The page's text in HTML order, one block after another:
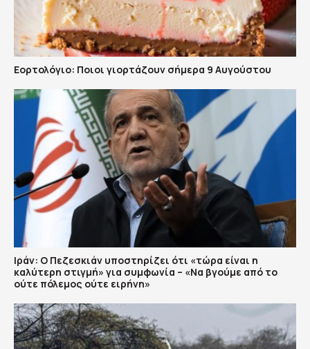
Εορτολόγιο: Ποιοι γιορτάζουν σήμερα 9 Αυγούστου
Ιράν: Ο Πεζεσκιάν υποστηρίζει ότι «τώρα είναι η
καλύτερη στιγμή» για συμφωνία – «Να βγούμε από το
ούτε πόλεμος ούτε ειρήνη»